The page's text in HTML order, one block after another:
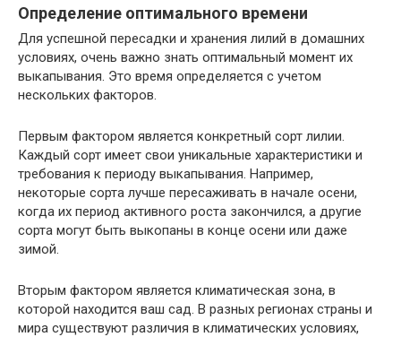
Определение оптимального времени
Для успешной пересадки и хранения лилий в домашних
условиях, очень важно знать оптимальный момент их
выкапывания. Это время определяется с учетом
нескольких факторов.
Первым фактором является конкретный сорт лилии.
Каждый сорт имеет свои уникальные характеристики и
требования к периоду выкапывания. Например,
некоторые сорта лучше пересаживать в начале осени,
когда их период активного роста закончился, а другие
сорта могут быть выкопаны в конце осени или даже
зимой.
Вторым фактором является климатическая зона, в
которой находится ваш сад. В разных регионах страны и
мира существуют различия в климатических условиях,